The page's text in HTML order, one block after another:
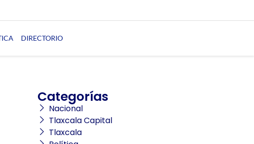
DIRECTORIO
Categorías
Nacional
Tlaxcala Capital
Tlaxcala